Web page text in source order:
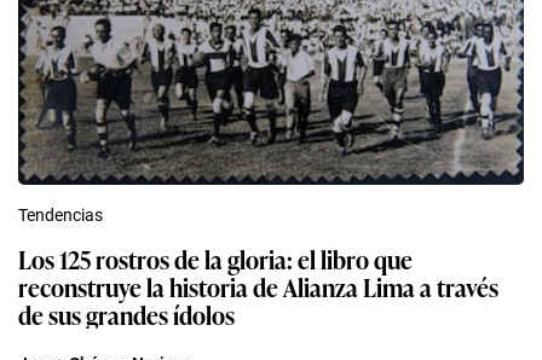
Tendencias
Los 125 rostros de la gloria: el libro que
reconstruye la historia de Alianza Lima a través
de sus grandes ídolos